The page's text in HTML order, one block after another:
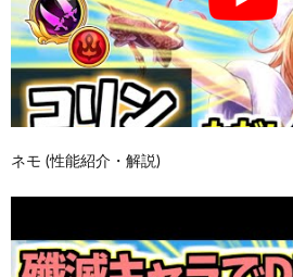
ネモ (性能紹介・解説)